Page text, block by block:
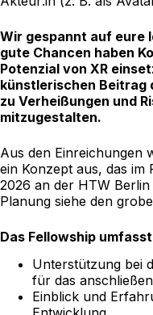
Wir gespannt auf eure
gute Chancen haben
Potenzial von XR
künstlerischen Beitrag
zu Verheißungen und
mitzugestalten.
Aus den Einreichungen
ein Konzept aus, das im
2026 an der HTW
Planung siehe den
Das Fellowship
Unterstützung bei
für das
Einblick und